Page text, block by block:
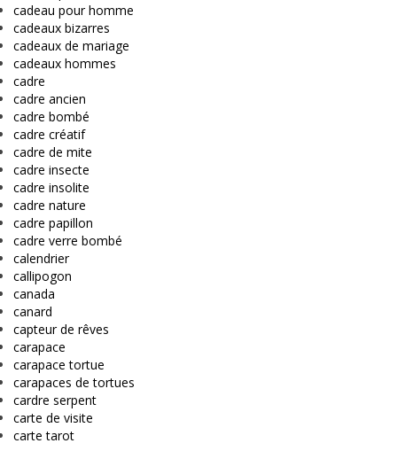
cadeau pour homme
cadeaux bizarres
cadeaux de mariage
cadeaux hommes
cadre
cadre ancien
cadre bombé
cadre créatif
cadre de mite
cadre insecte
cadre insolite
cadre nature
cadre papillon
cadre verre bombé
calendrier
callipogon
canada
canard
capteur de rêves
carapace
carapace tortue
carapaces de tortues
cardre serpent
carte de visite
carte tarot